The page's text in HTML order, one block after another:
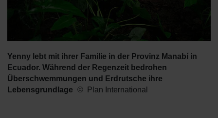
Yenny lebt mit ihrer Familie in der Provinz Manabí in
Ecuador. Während der Regenzeit bedrohen
Überschwemmungen und Erdrutsche ihre
Lebensgrundlage
Plan International